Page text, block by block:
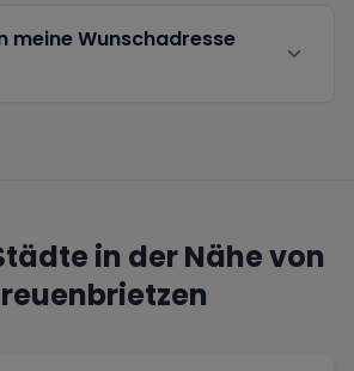
meine Wunschadresse
in der Nähe von